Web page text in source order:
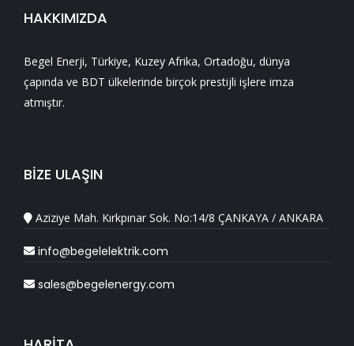
HAKKIMIZDA
Begel Enerji, Türkiye, Kuzey Afrika, Ortadoğu, dünya
çapında ve BDT ülkelerinde birçok prestijli işlere imza
atmıştır.
BİZE ULAŞIN
Aziziye Mah. Kırkpınar Sok. No:14/8 ÇANKAYA / ANKARA
info@begelelektrik.com
sales@begelenergy.com